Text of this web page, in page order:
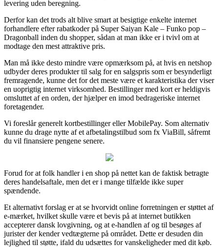
levering uden beregning.
Derfor kan det trods alt blive smart at besigtige enkelte internet
forhandlere efter rabatkoder på Super Saiyan Kale – Funko pop –
Dragonball inden du shopper, sådan at man ikke er i tvivl om at
modtage den mest attraktive pris.
Man må ikke desto mindre være opmærksom på, at hvis en netshop
udbyder deres produkter til salg for en salgspris som er besynderligt
fremragende, kunne det for det meste være et karakteristika der viser
en uoprigtig internet virksomhed. Bestillinger med kort er heldigvis
omsluttet af en orden, der hjælper en imod bedrageriske internet
foretagender.
Vi foreslår generelt kortbestillinger eller MobilePay. Som alternativ
kunne du drage nytte af et afbetalingstilbud som fx ViaBill, såfremt
du vil finansiere pengene senere.
Forud for at folk handler i en shop på nettet kan de faktisk betragte
deres handelsaftale, men det er i mange tilfælde ikke super
spændende.
Et alternativt forslag er at se hvorvidt online forretningen er støttet af
e-mærket, hvilket skulle være et bevis på at internet butikken
accepterer dansk lovgivning, og at e-handlen af og til besøges af
jurister der kender vedtægterne på området. Dette er desuden din
lejlighed til støtte, ifald du udsættes for vanskeligheder med dit køb.